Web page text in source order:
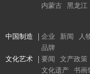
内蒙古
黑龙江
中国制造 企业 新闻 人
品牌
文化艺术
要闻 文产政策
文化遗产
书画